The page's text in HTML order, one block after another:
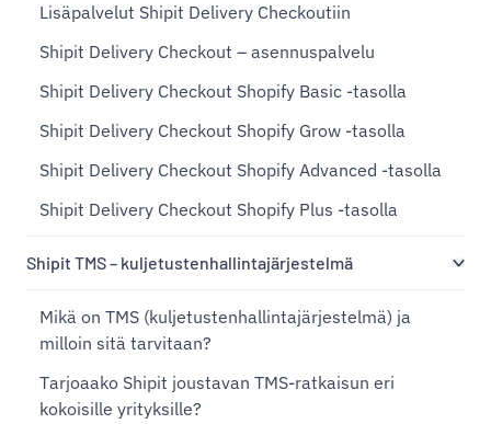
Lisäpalvelut Shipit Delivery Checkoutiin
Shipit Delivery Checkout – asennuspalvelu
Shipit Delivery Checkout Shopify Basic -tasolla
Shipit Delivery Checkout Shopify Grow -tasolla
Shipit Delivery Checkout Shopify Advanced -tasolla
Shipit Delivery Checkout Shopify Plus -tasolla
Shipit TMS – kuljetustenhallintajärjestelmä
Mikä on TMS (kuljetustenhallintajärjestelmä) ja
milloin sitä tarvitaan?
Tarjoaako Shipit joustavan TMS-ratkaisun eri
kokoisille yrityksille?